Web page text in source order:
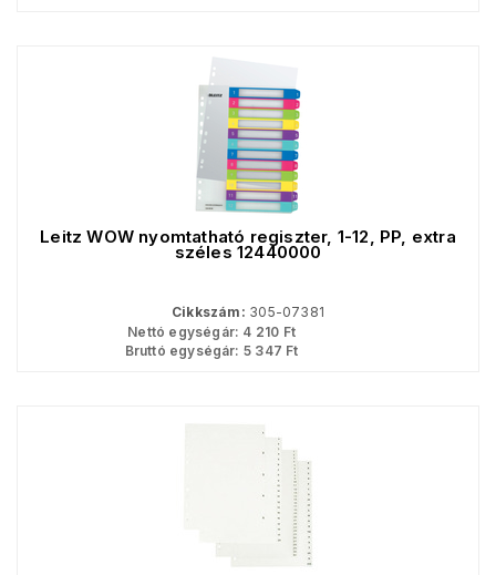
Leitz WOW nyomtatható regiszter, 1-12, PP, extra
széles 12440000
Cikkszám: 305-07381
Nettó egységár: 4 210 Ft
Bruttó egységár: 5 347 Ft